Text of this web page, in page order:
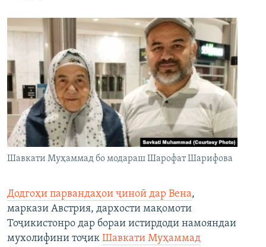
Шавкати Муҳаммад бо модараш Шарофат Шарифова
Додгоҳи парвандаҳои ҷиноӣ дар Вена,
маркази Австрия, дархости мақомоти
Тоҷикистонро дар бораи истирдоди намояндаи
мухолифини тоҷик Шавкати Муҳаммад